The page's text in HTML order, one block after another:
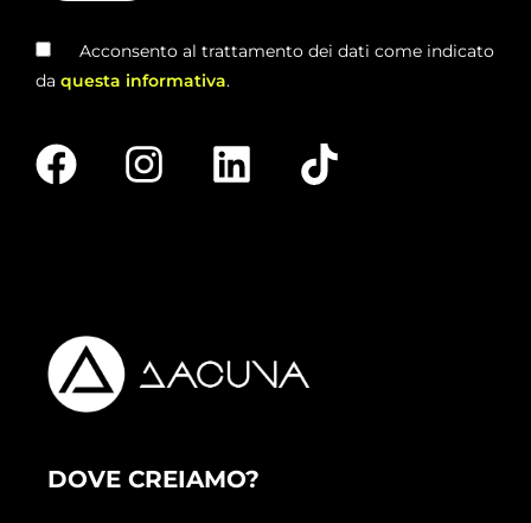
Acconsento al trattamento dei dati come indicato
da questa informativa.
DOVE CREIAMO?